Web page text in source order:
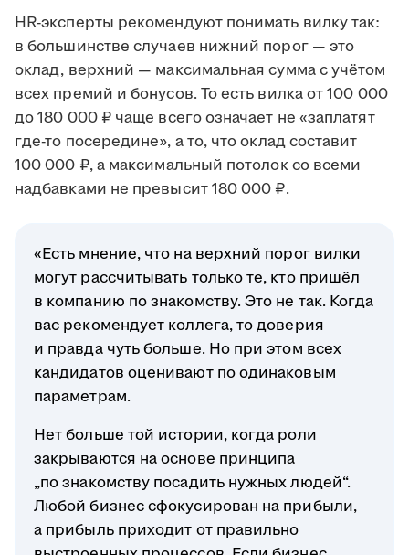
HR-эксперты рекомендуют понимать вилку так:
в большинстве случаев нижний порог — это
оклад, верхний — максимальная сумма с учётом
всех премий и бонусов. То есть вилка от 100 000
до 180 000 ₽ чаще всего означает не «заплатят
где-то посередине», а то, что оклад составит
100 000 ₽, а максимальный потолок со всеми
надбавками не превысит 180 000 ₽.
«Есть мнение, что на верхний порог вилки
могут рассчитывать только те, кто пришёл
в компанию по знакомству. Это не так. Когда
вас рекомендует коллега, то доверия
и правда чуть больше. Но при этом всех
кандидатов оценивают по одинаковым
параметрам.
Нет больше той истории, когда роли
закрываются на основе принципа
„по знакомству посадить нужных людей“.
Любой бизнес сфокусирован на прибыли,
а прибыль приходит от правильно